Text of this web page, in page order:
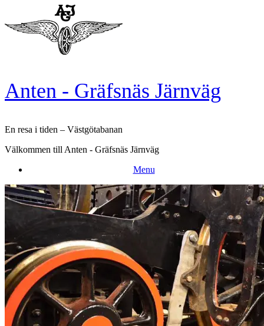
content
Anten - Gräfsnäs Järnväg
En resa i tiden – Västgötabanan
Välkommen till Anten - Gräfsnäs Järnväg
Menu